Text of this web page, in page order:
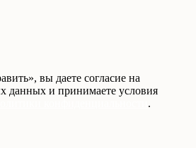
вы даете согласие на
данных и принимаете условия
.